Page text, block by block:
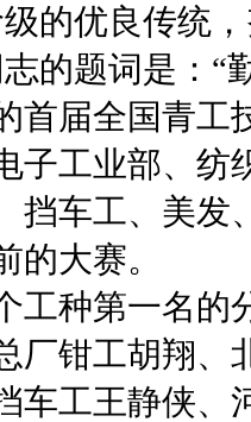
的优良传统
的题词是：“
首届全国青工
子工业部、
挡车工、美发
的大赛。
工种第一名的
厂钳工胡翔、
车工王静侠、